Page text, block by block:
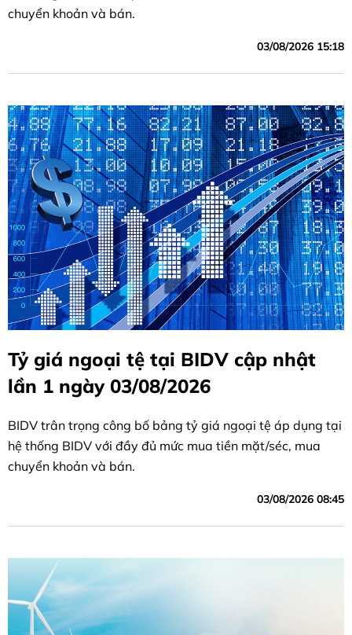
chuyển khoản và bán.
03/08/2026 15:18
Tỷ giá ngoại tệ tại BIDV cập nhật
lần 1 ngày 03/08/2026
BIDV trân trọng công bố bảng tỷ giá ngoại tệ áp dụng tại
hệ thống BIDV với đầy đủ mức mua tiền mặt/séc, mua
chuyển khoản và bán.
03/08/2026 08:45